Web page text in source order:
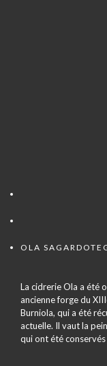
OLA
La cidrerie Ola a été
ancienne forge du
Burniola, qui a été
actuelle. Il vaut la
qui ont été conservés